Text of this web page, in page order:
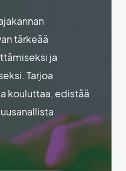
tärkeää
ja
Tarjoa
kouluttaa, edistää